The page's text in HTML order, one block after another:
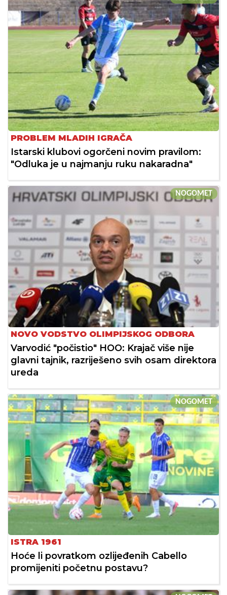
PROBLEM MLADIH IGRAČA
Istarski klubovi ogorčeni novim pravilom:
"Odluka je u najmanju ruku nakaradna"
NOGOMET
NOVO VODSTVO OLIMPIJSKOG ODBORA
Varvodić "počistio" HOO: Krajač više nije
glavni tajnik, razriješeno svih osam direktora
ureda
NOGOMET
ISTRA 1961
Hoće li povratkom ozlijeđenih Cabello
promijeniti početnu postavu?